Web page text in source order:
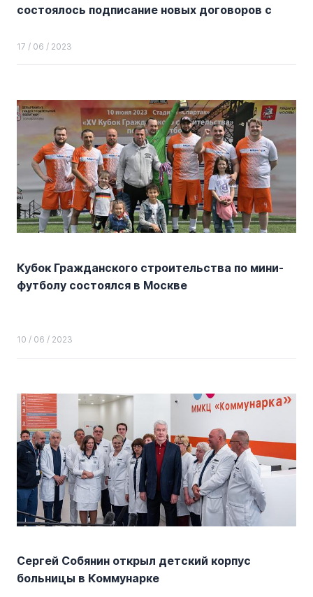
состоялось подписание новых договоров с
участков в ТиНАО
17 / 06 / 2023
Кубок Гражданского строительства по мини-
футболу состоялся в Москве
10 / 06 / 2023
Сергей Собянин открыл детский корпус
больницы в Коммунарке